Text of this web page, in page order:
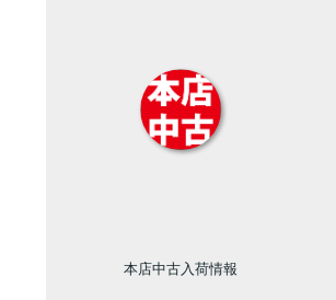
本店中古入荷情報